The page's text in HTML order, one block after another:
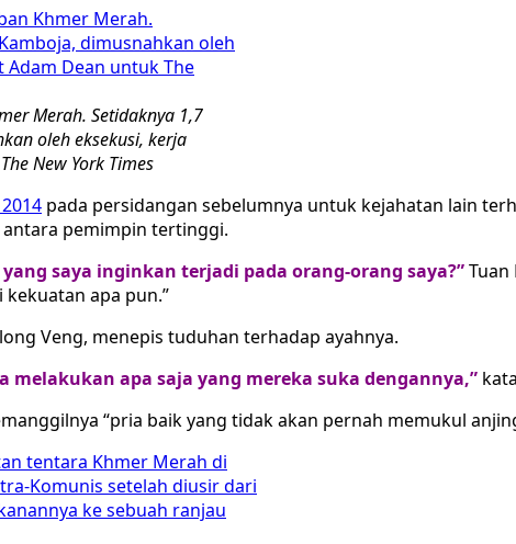
Merah. Setidaknya 1,7
oleh eksekusi, kerja
New York Times
pada persidangan sebelumnya untuk kejahatan lain
pemimpin tertinggi.
saya inginkan terjadi pada orang-orang saya?”
apa pun.”
Veng, menepis tuduhan terhadap ayahnya.
melakukan apa saja yang mereka suka dengannya,”
“pria baik yang tidak akan pernah memukul